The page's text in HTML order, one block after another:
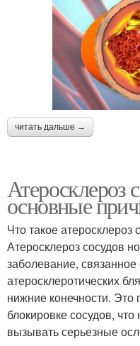
читать дальше →
Атеросклероз
основные
Что такое атеросклероз
Атеросклероз сосудов
заболевание,
атеросклеротических
нижние конечности.
блокировке сосудов,
вызывать серьезные